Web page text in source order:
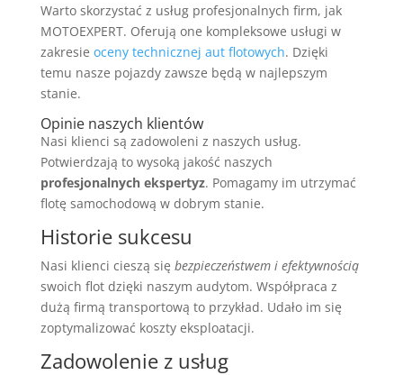
Warto skorzystać z usług profesjonalnych firm, jak
MOTOEXPERT. Oferują one kompleksowe usługi w
zakresie oceny technicznej aut flotowych. Dzięki
temu nasze pojazdy zawsze będą w najlepszym
stanie.
Opinie naszych klientów
Nasi klienci są zadowoleni z naszych usług.
Potwierdzają to wysoką jakość naszych
profesjonalnych ekspertyz. Pomagamy im utrzymać
flotę samochodową w dobrym stanie.
Historie sukcesu
Nasi klienci cieszą się bezpieczeństwem i efektywnością
swoich flot dzięki naszym audytom. Współpraca z
dużą firmą transportową to przykład. Udało im się
zoptymalizować koszty eksploatacji.
Zadowolenie z usług